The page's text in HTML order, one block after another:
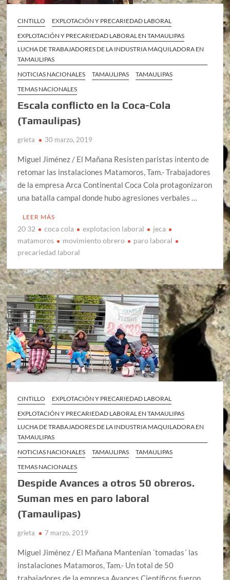
CINTILLO
EXPLOTACIÓN Y PRECARIEDAD LABORAL
EXPLOTACIÓN Y PRECARIEDAD LABORAL EN TAMAULIPAS
LUCHA DE TRABAJADORES DE LA INDUSTRIA MAQUILADORA EN
TAMAULIPAS
NOTICIAS NACIONALES
TAMAULIPAS
TAMAULIPAS
TEMAS NACIONALES
Escala conflicto en la Coca-Cola
(Tamaulipas)
grieta 30 marzo, 2019
Miguel Jiménez / El Mañana Resisten paristas intento de
retomar las instalaciones Matamoros, Tam.- Trabajadores
de la empresa Arca Continental Coca Cola protagonizaron
una batalla campal donde hubo agresiones verbales …
LEER MÁS
20 32 coca cola explotacion laboral
jeca
matamoros
movimiento obrero
paro laboral
precariedad laboral
CINTILLO
EXPLOTACIÓN Y PRECARIEDAD LABORAL
EXPLOTACIÓN Y PRECARIEDAD LABORAL EN TAMAULIPAS
LUCHA DE TRABAJADORES DE LA INDUSTRIA MAQUILADORA EN
TAMAULIPAS
NOTICIAS NACIONALES
TAMAULIPAS
TAMAULIPAS
TEMAS NACIONALES
Despide Avances a otros 50 obreros.
Suman mes en paro laboral
(Tamaulipas)
grieta 7 marzo, 2019
Miguel Jiménez / El Mañana Mantenían ´tomadas´ las
instalaciones Matamoros, Tam.- Un total de 50
trabajadores de la empresa Avances Científicos fueron